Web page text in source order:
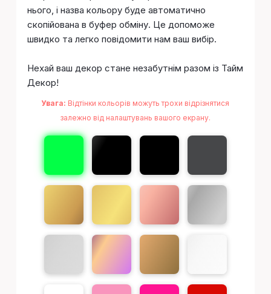
нього, і назва кольору буде автоматично
скопійована в буфер обміну. Це допоможе
швидко та легко повідомити нам ваш вибір.
Нехай ваш декор стане незабутнім разом із Тайм
Декор!
Увага: Відтінки кольорів можуть трохи відрізнятися
залежно від налаштувань вашого екрану.